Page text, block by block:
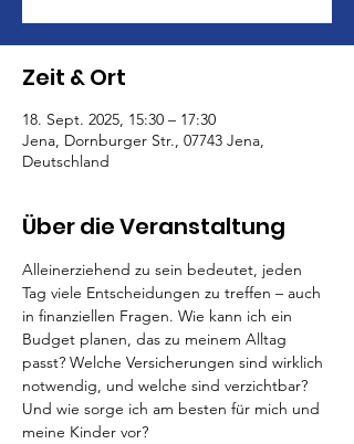
Zeit & Ort
18. Sept. 2025, 15:30 – 17:30
Jena, Dornburger Str., 07743 Jena,
Deutschland
Über die Veranstaltung
Alleinerziehend zu sein bedeutet, jeden
Tag viele Entscheidungen zu treffen – auch
in finanziellen Fragen. Wie kann ich ein
Budget planen, das zu meinem Alltag
passt? Welche Versicherungen sind wirklich
notwendig, und welche sind verzichtbar?
Und wie sorge ich am besten für mich und
meine Kinder vor?